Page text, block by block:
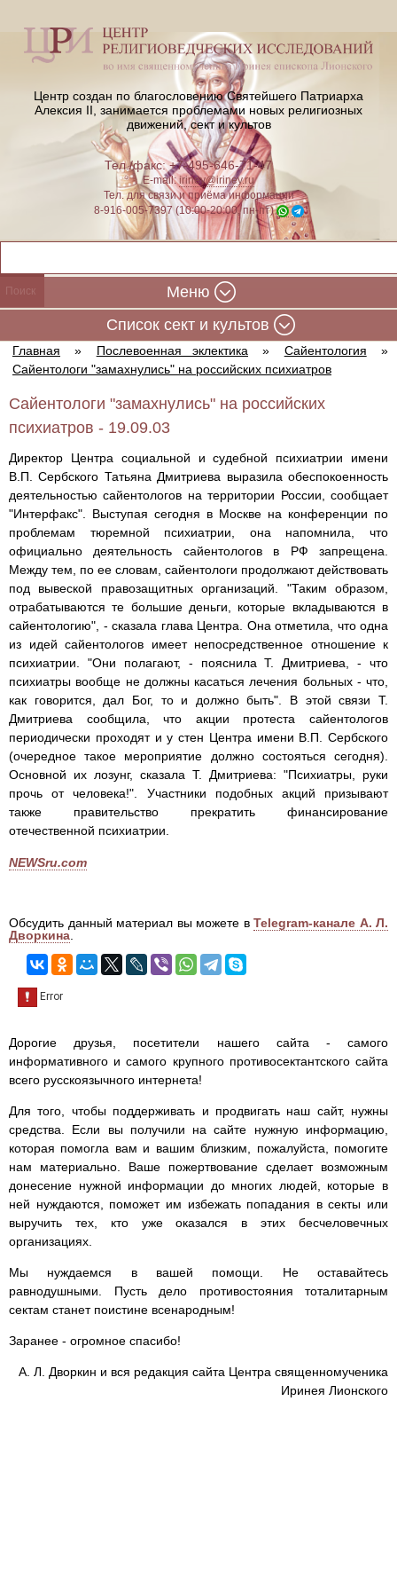
Центр создан по благословению Святейшего Патриарха
Алексия II, занимается проблемами новых религиозных
движений, сект и культов
Тел./факс: +7-495-646-71-47
E-mail:iriney@iriney.ru
Тел. для связи и приёма информации
8-916-005-7397 (10:00-20:00, пн-пт)
Меню
Cписок сект и культов
Главная » Послевоенная эклектика » Сайентология
»
Сайентологи "замахнулись" на российских психиатров
Сайентологи "замахнулись" на российских
психиатров - 19.09.03
Директор Центра социальной и судебной психиатрии имени
В.П. Сербского Татьяна Дмитриева выразила обеспокоенность
деятельностью сайентологов на территории России, сообщает
"Интерфакс". Выступая сегодня в Москве на конференции по
проблемам тюремной психиатрии, она напомнила, что
официально деятельность сайентологов в РФ запрещена.
Между тем, по ее словам, сайентологи продолжают действовать
под вывеской правозащитных организаций. "Таким образом,
отрабатываются те большие деньги, которые вкладываются в
сайентологию", - сказала глава Центра. Она отметила, что одна
из идей сайентологов имеет непосредственное отношение к
психиатрии. "Они полагают, - пояснила Т. Дмитриева, - что
психиатры вообще не должны касаться лечения больных - что,
как говорится, дал Бог, то и должно быть". В этой связи Т.
Дмитриева сообщила, что акции протеста сайентологов
периодически проходят и у стен Центра имени В.П. Сербского
(очередное такое мероприятие должно состояться сегодня).
Основной их лозунг, сказала Т. Дмитриева: "Психиатры, руки
прочь от человека!". Участники подобных акций призывают
также правительство прекратить финансирование
отечественной психиатрии.
NEWSru.com
Обсудить данный материал вы можете в Telegram-канале А. Л.
Дворкина
Дорогие друзья, посетители нашего сайта - самого
информативного и самого крупного противосектантского сайта
всего русскоязычного интернета!
Для того, чтобы поддерживать и продвигать наш сайт, нужны
средства. Если вы получили на сайте нужную информацию,
которая помогла вам и вашим близким, пожалуйста, помогите
нам материально. Ваше пожертвование сделает возможным
донесение нужной информации до многих людей, которые в
ней нуждаются, поможет им избежать попадания в секты или
выручить тех, кто уже оказался в этих бесчеловечных
организациях.
Мы нуждаемся в вашей помощи. Не оставайтесь
равнодушными. Пусть дело противостояния тоталитарным
сектам станет поистине всенародным!
Заранее - огромное спасибо!
А. Л. Дворкин и вся редакция сайта Центра священномученика
Иринея Лионского